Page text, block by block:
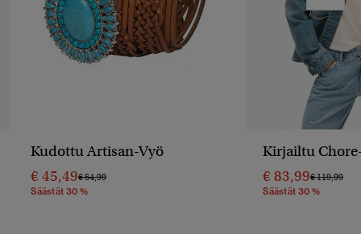
Kudottu Artisan-Vyö
€ 45,49Hinta Alennettu Hinnasta
€ 64,99Hintaan
Säästät 30 %
Kirjailtu
€ 83,99Hinta
€ 119,99
Säästät 30 %